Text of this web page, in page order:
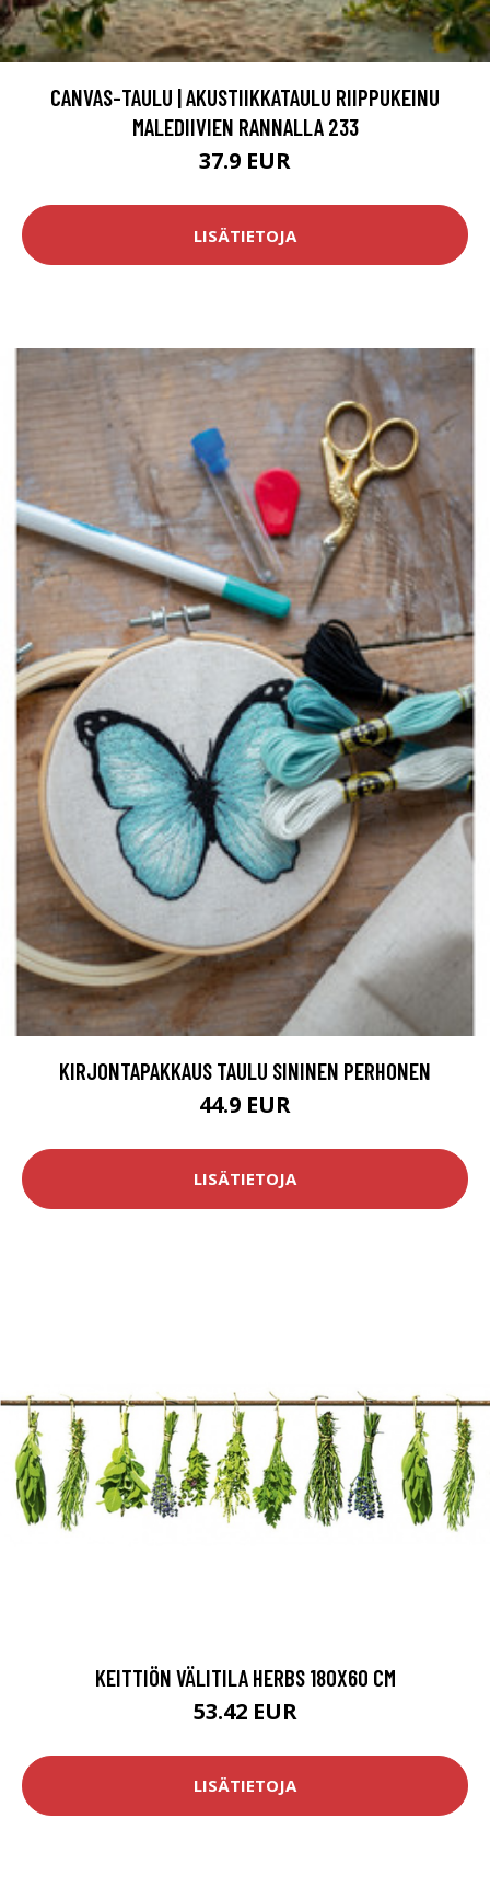
CANVAS-TAULU | AKUSTIIKKATAULU RIIPPUKEINU
MALEDIIVIEN RANNALLA 233
37.9 EUR
LISÄTIETOJA
KIRJONTAPAKKAUS TAULU SININEN PERHONEN
44.9 EUR
LISÄTIETOJA
KEITTIÖN VÄLITILA HERBS 180X60 CM
53.42 EUR
LISÄTIETOJA